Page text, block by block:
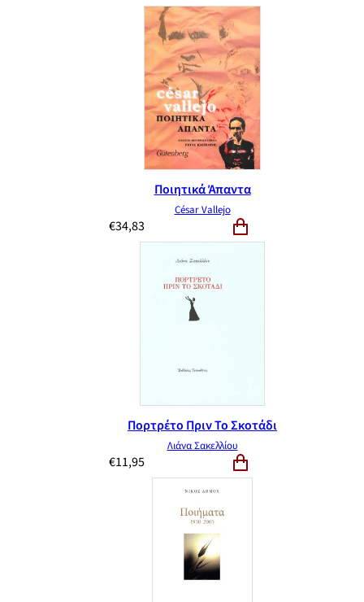
Ποιητικά Άπαντα
César Vallejo
€34,83
Πορτρέτο Πριν Το Σκοτάδι
Λιάνα Σακελλίου
€11,95